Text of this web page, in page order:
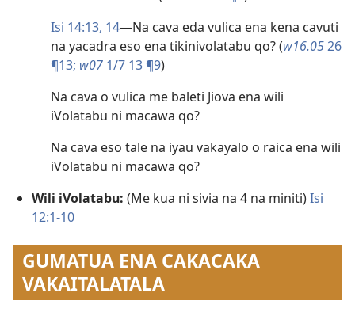
Isi 14:13, 14​—Na cava eda vulica ena kena cavuti
na yacadra eso ena tikinivolatabu qo? (w16.0526
¶13; w07 1/7 13 ¶9)
Na cava o vulica me baleti Jiova ena wili
iVolatabu ni macawa qo?
Na cava eso tale na iyau vakayalo o raica ena wili
iVolatabu ni macawa qo?
Wili iVolatabu: (Me kua ni sivia na 4 na miniti)Isi
12:1-10
GUMATUA ENA CAKACAKA
VAKAITALATALA